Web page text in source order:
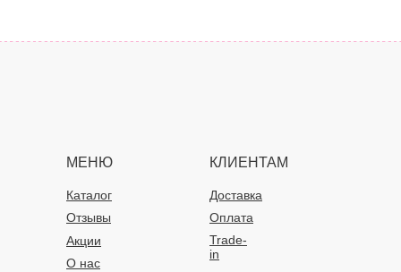
МЕНЮ КЛИЕНТАМ
Каталог
О нас
Доставка
Оплата
Отзывы
Акции
Trade-
in